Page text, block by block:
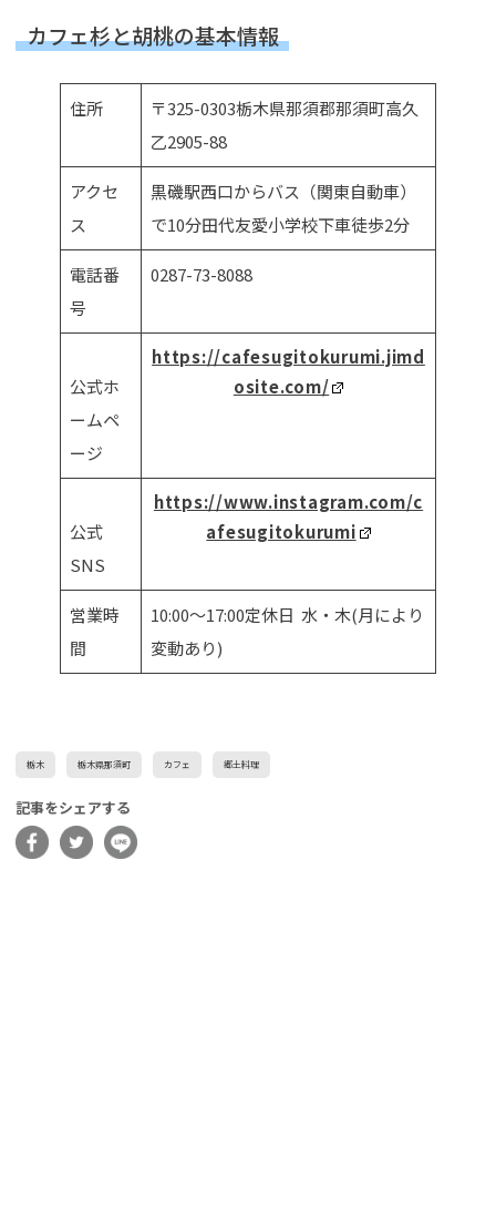
カフェ杉と胡桃の基本情報
住所
〒325-0303栃木県那須郡那須町高久
乙2905-88
アクセ
ス
黒磯駅西口からバス（関東自動車）
で10分田代友愛小学校下車徒歩2分
電話番
号
0287-73-8088
公式ホ
ームペ
ージ
https://cafesugitokurumi.jimd
osite.com/
公式
SNS
https://www.instagram.com/c
afesugitokurumi
営業時
間
10:00〜17:00定休日 水・木(月により
変動あり)
栃木 栃木県那須町 カフェ 郷土料理
記事をシェアする